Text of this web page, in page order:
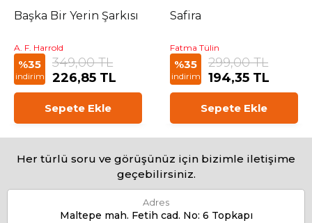
Başka Bir Yerin Şarkısı
A. F. Harrold
%35
indirim
349,00 TL
226,85 TL
Sepete Ekle
Safira
Fatma Tülin
%35
indirim
299,00 TL
194,35 TL
Sepete Ekle
Her türlü soru ve görüşünüz için bizimle iletişime
geçebilirsiniz.
Adres
Maltepe mah. Fetih cad. No: 6 Topkapı